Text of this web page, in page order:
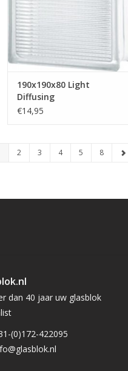
zijde zijn de streepjes
horizontaal en aan de andere
zijde verticaal. Deze stenen
hebben wij op voorraad.
TOEVOEGEN AAN WINKELWAGEN
190x190x80 Light
Diffusing
€14,95
2 3 4 5 8
dan 40 jaar uw glasblok
(0)172-422095